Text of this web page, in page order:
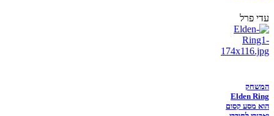
עדי פרל
המשחק
Elden Ring
הוא מסע קסום